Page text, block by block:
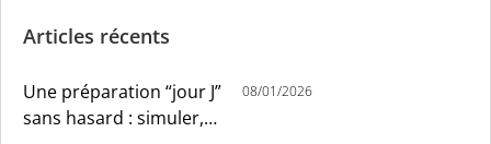
Articles récents
Une préparation “jour J”
sans hasard : simuler,
08/01/2026